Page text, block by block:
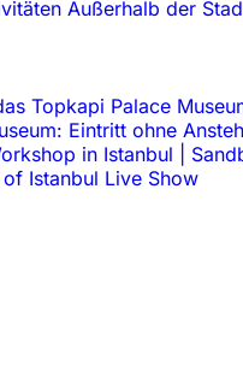
Außerhalb der
Topkapi Palace
Eintritt ohne
in Istanbul |
Istanbul Live Show